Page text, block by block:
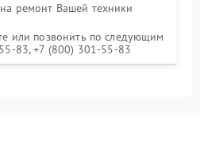
ремонт Вашей техники
или позвонить по следующим
83, +7 (800) 301-55-83